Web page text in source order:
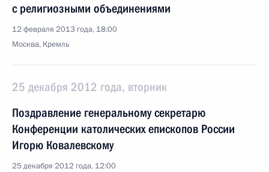
с религиозными объединениями
12 февраля 2013 года, 18:00
Москва, Кремль
25 декабря 2012 года, вторник
Поздравление генеральному секретарю
Конференции католических епископов России
Игорю Ковалевскому
25 декабря 2012 года, 12:00